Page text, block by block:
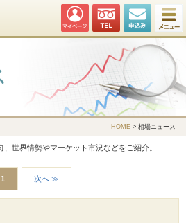
HOME > 相場ニュース
世界情勢やマーケット市況などをご紹介。
1 次へ ≫